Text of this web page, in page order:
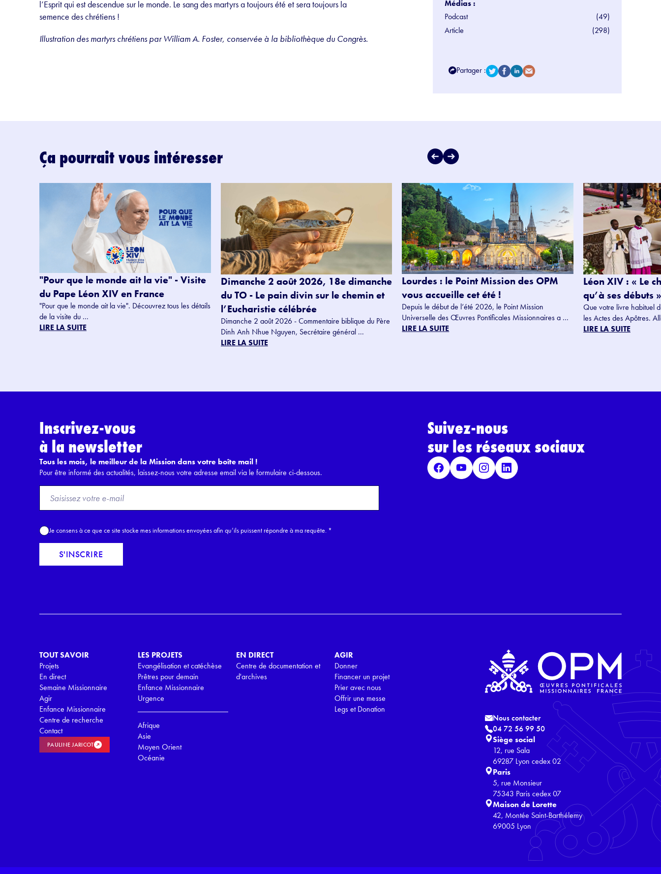
l’Esprit qui est descendue sur le monde. Le sang des martyrs a toujours été et sera toujours la
semence des chrétiens !
Illustration des martyrs chrétiens par William A. Foster, conservée à la bibliothèque du Congrès.
Médias :
Podcast
(49)
Article
(298)
Partager :
Ça pourrait vous intéresser
"Pour que le monde ait la vie" - Visite
du Pape Léon XIV en France
"Pour que le monde ait la vie". Découvrez tous les détails
de la visite du ...
LIRE LA SUITE
Dimanche 2 août 2026, 18e dimanche
du TO - Le pain divin sur le chemin et
l’Eucharistie célébrée
Dimanche 2 août 2026 - Commentaire biblique du Père
Dinh Anh Nhue Nguyen, Secrétaire général ...
LIRE LA SUITE
Lourdes : le Point Mission des OPM
vous accueille cet été !
Depuis le début de l’été 2026, le Point Mission
Universelle des Œuvres Pontificales Missionnaires a ...
LIRE LA SUITE
Léon XIV : « Le
qu’à ses débuts
Que votre livre habituel
les Actes des Apôtres.
LIRE LA SUITE
Inscrivez-vous
à la newsletter
Tous les mois, le meilleur de la Mission dans votre boîte mail !
Pour être informé des actualités, laissez-nous votre adresse email via le formulaire ci-dessous.
o
E
m
i
A
c
P
Je consens à ce que ce site stocke mes informations envoyées afin qu’ils puissent répondre à ma requête. *
S'INSCRIRE
Suivez-nous
sur les réseaux sociaux
TOUT SAVOIR
Projets
En direct
Semaine Missionnaire
Agir
Enfance Missionnaire
Centre de recherche
Contact
PAULINE JARICOT
LES PROJETS
Evangélisation et catéchèse
Prêtres pour demain
Enfance Missionnaire
Urgence
Afrique
Asie
Moyen Orient
Océanie
EN DIRECT
Centre de documentation et
d'archives
AGIR
Donner
Financer un projet
Prier avec nous
Offrir une messe
Legs et Donation
Nous contacter
04 72 56 99 50
Siège social
12, rue Sala
69287 Lyon cedex 02
Paris
5, rue Monsieur
75343 Paris cedex 07
Maison de Lorette
42, Montée Saint-Barthélemy
69005 Lyon